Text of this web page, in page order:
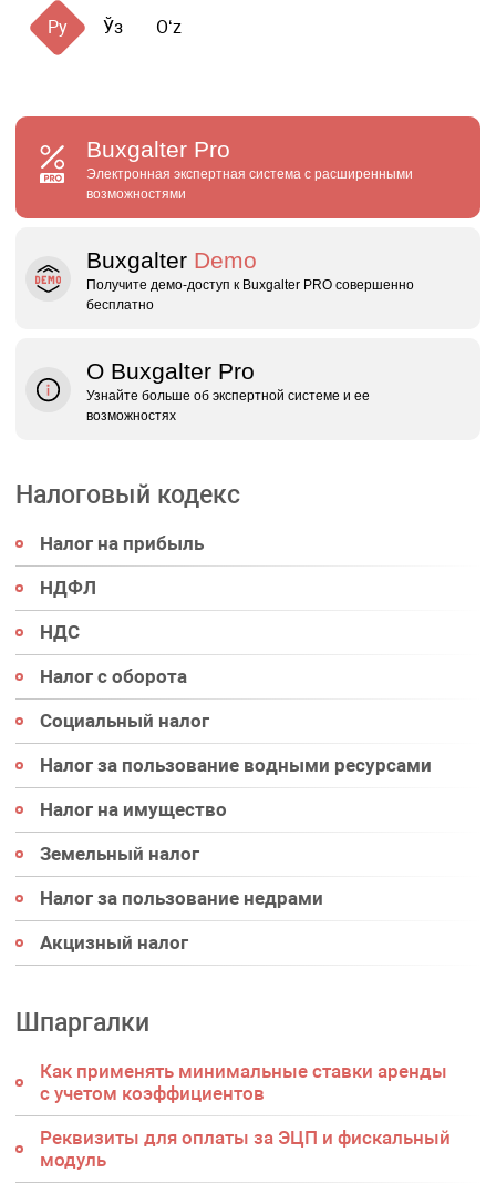
Ру Ўз Oʻz
Buxgalter Pro
Электронная экспертная система с расширенными
возможностями
Buxgalter Demo
Получите демо‑доступ к Buxgalter PRO совершенно
бесплатно
О Buxgalter Pro
Узнайте больше об экспертной системе и ее
возможностях
Налоговый кодекс
Налог на прибыль
НДФЛ
НДС
Налог с оборота
Социальный налог
Налог за пользование водными ресурсами
Налог на имущество
Земельный налог
Налог за пользование недрами
Акцизный налог
Шпаргалки
Как применять минимальные ставки аренды
с учетом коэффициентов
Реквизиты для оплаты за ЭЦП и фискальный
модуль